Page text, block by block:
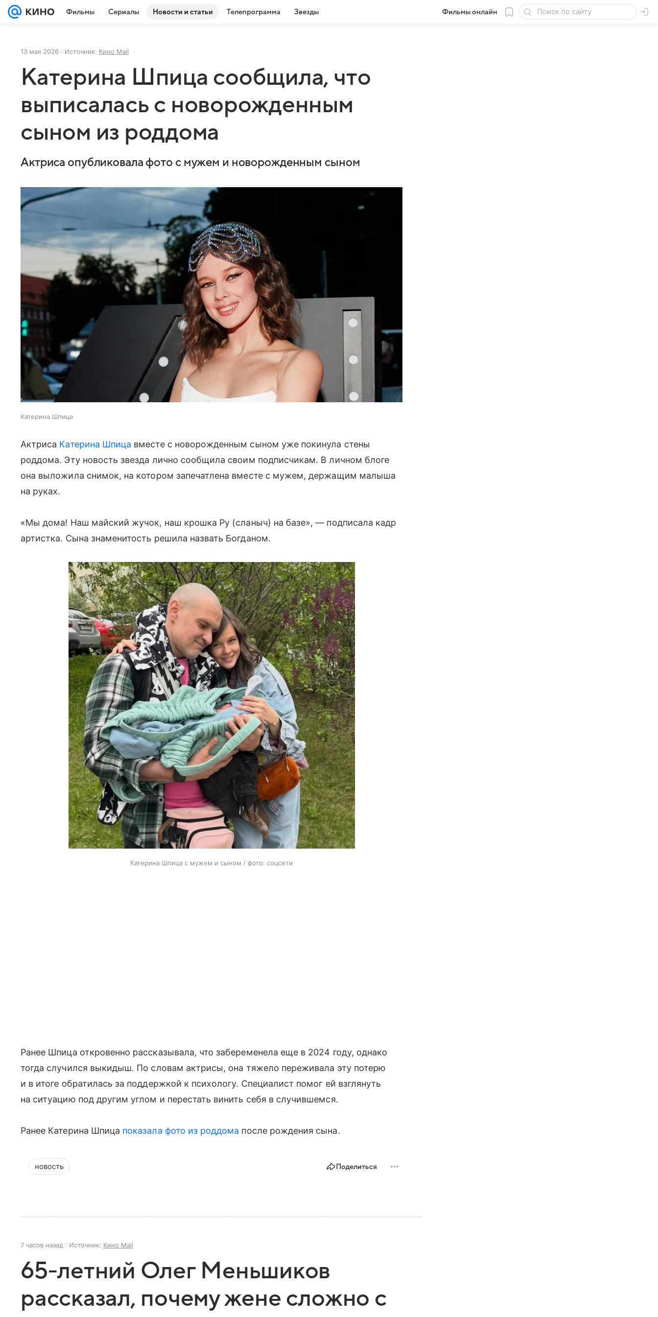
Фильмы Сериалы Новости и статьи Телепрограмма Звезды Фильмы онлайн
13 мая 2026 Источник: Кино Mail
Катерина Шпица сообщила, что
выписалась с новорожденным
сыном из роддома
Актриса опубликовала фото с мужем и новорожденным сыном
Катерина Шпица
Актриса Катерина Шпица вместе с новорожденным сыном уже покинула стены
роддома. Эту новость звезда лично сообщила своим подписчикам. В личном блоге
она выложила снимок, на котором запечатлена вместе с мужем, держащим малыша
на руках.
«Мы дома! Наш майский жучок, наш крошка Ру (сланыч) на базе», — подписала кадр
артистка. Сына знаменитость решила назвать Богданом.
Катерина Шпица с мужем и сыном / фото: соцсети
Ранее Шпица откровенно рассказывала, что забеременела еще в 2024 году, однако
тогда случился выкидыш. По словам актрисы, она тяжело переживала эту потерю
и в итоге обратилась за поддержкой к психологу. Специалист помог ей взглянуть
на ситуацию под другим углом и перестать винить себя в случившемся.
Ранее Катерина Шпица показала фото из роддома после рождения сына.
новость Поделиться
7 часов назад Источник: Кино Mail
65-летний Олег Меньшиков
рассказал, почему жене сложно с